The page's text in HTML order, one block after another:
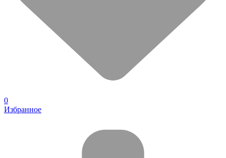
0
Избранное